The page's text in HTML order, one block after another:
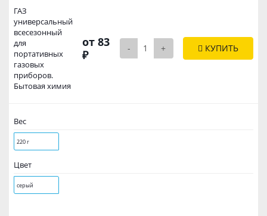
ГАЗ
универсальный
всесезонный
для
портативных
газовых
приборов.
Бытовая химия
от 83
₽
- + КУПИТЬ
Вес
220 г
Цвет
серый